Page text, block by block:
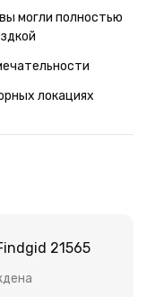
могли полностью
локациях
21565